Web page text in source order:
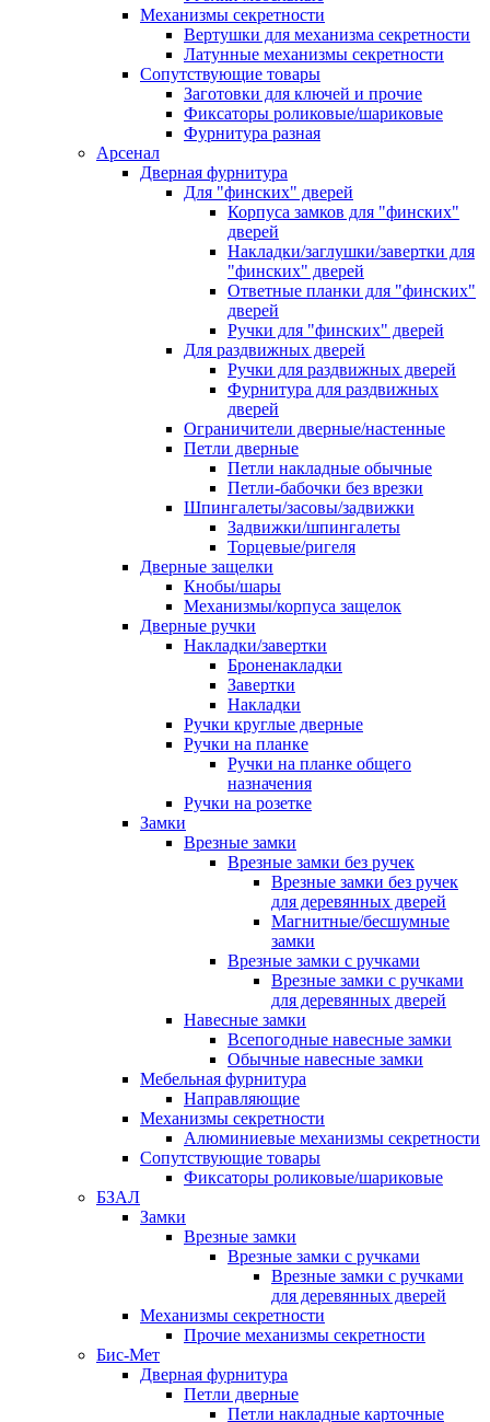
Механизмы секретности
Вертушки для механизма секретности
Латунные механизмы секретности
Сопутствующие товары
Заготовки для ключей и прочие
Фиксаторы роликовые/шариковые
Фурнитура разная
Арсенал
Дверная фурнитура
Для "финских" дверей
Корпуса замков для "финских"
дверей
Накладки/заглушки/завертки для
"финских" дверей
Ответные планки для "финских"
дверей
Ручки для "финских" дверей
Для раздвижных дверей
Ручки для раздвижных дверей
Фурнитура для раздвижных
дверей
Ограничители дверные/настенные
Петли дверные
Петли накладные обычные
Петли-бабочки без врезки
Шпингалеты/засовы/задвижки
Задвижки/шпингалеты
Торцевые/ригеля
Дверные защелки
Кнобы/шары
Механизмы/корпуса защелок
Дверные ручки
Накладки/завертки
Броненакладки
Завертки
Накладки
Ручки круглые дверные
Ручки на планке
Ручки на планке общего
назначения
Ручки на розетке
Замки
Врезные замки
Врезные замки без ручек
Врезные замки без ручек
для деревянных дверей
Магнитные/бесшумные
замки
Врезные замки с ручками
Врезные замки с ручками
для деревянных дверей
Навесные замки
Всепогодные навесные замки
Обычные навесные замки
Мебельная фурнитура
Направляющие
Механизмы секретности
Алюминиевые механизмы секретности
Сопутствующие товары
Фиксаторы роликовые/шариковые
БЗАЛ
Замки
Врезные замки
Врезные замки с ручками
Врезные замки с ручками
для деревянных дверей
Механизмы секретности
Прочие механизмы секретности
Бис-Мет
Дверная фурнитура
Петли дверные
Петли накладные карточные